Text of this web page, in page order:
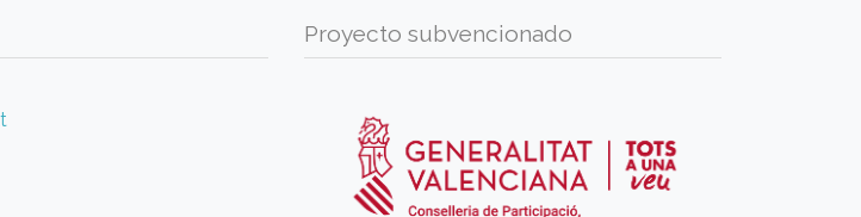
Proyecto subvencionado